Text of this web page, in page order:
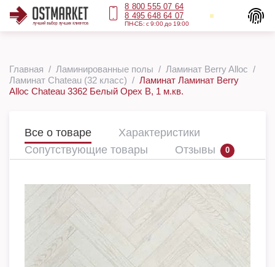
8 800 555 07 64
8 495 648 64 07
ПН-СБ: с 9:00 до 19:00
Главная Ламинированные полы
Ламинат Berry Alloc
Ламинат Chateau (32 класс)
Ламинат Ламинат Berry
Alloc Chateau 3362 Белый Орех B, 1 м.кв.
Все о товаре
Характеристики
Сопутствующие товары
Отзывы 0